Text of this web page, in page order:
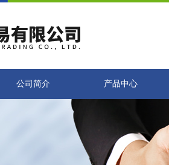
公司简介 产品中心